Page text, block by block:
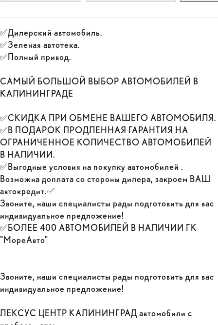
✅Дилерский автомобиль.
✅Зеленая автотека.
✅Полный привод.
САМЫЙ БОЛЬШОЙ ВЫБОР АВТОМОБИЛЕЙ В
КАЛИНИНГРАДЕ
✅СКИДКА ПРИ ОБМЕНЕ ВАШЕГО АВТОМОБИЛЯ.
✅В ПОДАРОК ПРОДЛЕННАЯ ГАРАНТИЯ НА
ОГРАНИЧЕННОЕ КОЛИЧЕСТВО АВТОМОБИЛЕЙ
В НАЛИЧИИ.
✅Выгодные условия на покупку автомобилей .
Возможна доплата со стороны дилера, закроем ВАШ
автокредит.✅
Звоните, наши специалисты рады подготовить для вас
индивидуальное предложение!
✅БОЛЕЕ 400 АВТОМОБИЛЕЙ В НАЛИЧИИ ГК
"МореАвто"
Звоните, наши специалисты рады подготовить для вас
индивидуальное предложение!
ЛЕКСУС ЦЕНТР КАЛИНИНГРАД автомобили с